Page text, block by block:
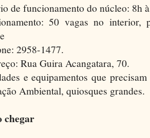
de funcionamento do núcleo: 8h
50 vagas no interior,
2958-1477.
Rua Guira Acangatara, 70.
e equipamentos que
Ambiental, quiosques grandes.
chegar